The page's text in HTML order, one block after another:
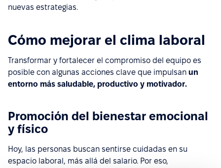
nuevas estrategias.
Cómo mejorar el clima laboral
Transformar y fortalecer el compromiso del equipo es
posible con algunas acciones clave que impulsan un
entorno más saludable, productivo y motivador.
Promoción del bienestar emocional
y físico
Hoy, las personas buscan sentirse cuidadas en su
espacio laboral, más allá del salario. Por eso,